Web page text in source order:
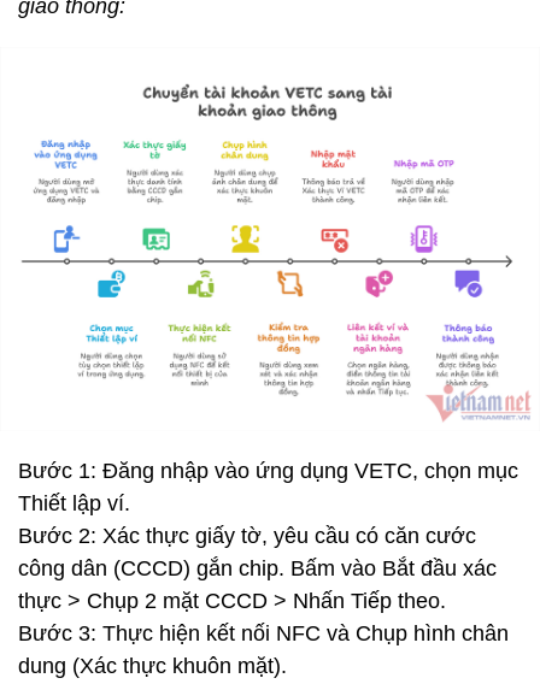
giao thông:
Bước 1: Đăng nhập vào ứng dụng VETC, chọn mục
Thiết lập ví.
Bước 2: Xác thực giấy tờ, yêu cầu có căn cước
công dân (CCCD) gắn chip. Bấm vào Bắt đầu xác
thực > Chụp 2 mặt CCCD > Nhấn Tiếp theo.
Bước 3: Thực hiện kết nối NFC và Chụp hình chân
dung (Xác thực khuôn mặt).